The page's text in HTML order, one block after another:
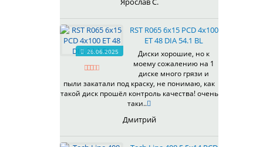
535
536
537
538
539
540
541
545
26.06.2025
RST R065 6x15 PCD 4x100
ET 48 DIA 54.1 BL
Диски хорошие, но к
моему сожалению на 1
диске много грязи и
пыли закатали под краску, не понимаю, как
такой диск прошёл контроль качества! очень
таки..
Дмитрий